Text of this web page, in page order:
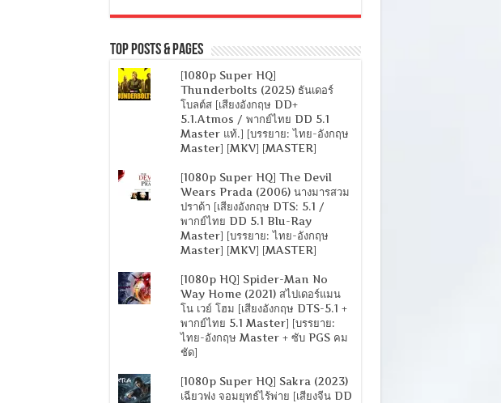
Top Posts & Pages
[1080p Super HQ]
Thunderbolts (2025) ธันเดอร์
โบลต์ส [เสียงอังกฤษ DD+
5.1.Atmos / พากย์ไทย DD 5.1
Master แท้.] [บรรยาย: ไทย-อังกฤษ
Master] [MKV] [MASTER]
[1080p Super HQ] The Devil
Wears Prada (2006) นางมารสวม
ปราด้า [เสียงอังกฤษ DTS: 5.1 /
พากย์ไทย DD 5.1 Blu-Ray
Master] [บรรยาย: ไทย-อังกฤษ
Master] [MKV] [MASTER]
[1080p HQ] Spider-Man No
Way Home (2021) สไปเดอร์แมน
โน เวย์ โฮม [เสียงอังกฤษ DTS-5.1 +
พากย์ไทย 5.1 Master] [บรรยาย:
ไทย-อังกฤษ Master + ซับ PGS คม
ชัด]
[1080p Super HQ] Sakra (2023)
เฉียวฟง จอมยุทธ์ไร้พ่าย [เสียงจีน DD